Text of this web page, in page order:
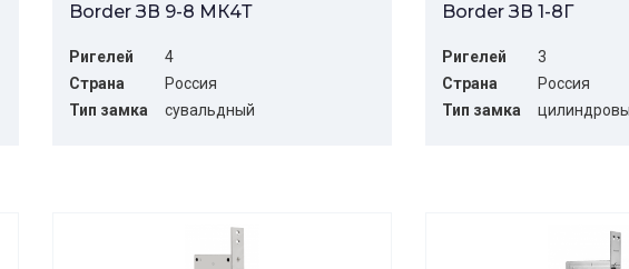
Border ЗВ 9-8 МК4Т
Ригелей
4
Страна
Россия
Тип замка
сувальдный
Border ЗВ 1-8Г
Ригелей
3
Страна
Россия
Тип замка